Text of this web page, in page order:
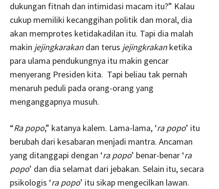
dukungan fitnah dan intimidasi macam itu?” Kalau
cukup memiliki kecanggihan politik dan moral, dia
akan memprotes ketidakadilan itu. Tapi dia malah
makin jejingkarakan dan terus jejingkrakan ketika
para ulama pendukungnya itu makin gencar
menyerang Presiden kita. Tapi beliau tak pernah
menaruh peduli pada orang-orang yang
menganggapnya musuh.
“Ra popo,” katanya kalem. Lama-lama, ‘ra popo’ itu
berubah dari kesabaran menjadi mantra. Ancaman
yang ditanggapi dengan ‘ra popo’ benar-benar ‘ra
popo’ dan dia selamat dari jebakan. Selain itu, secara
psikologis ‘ra popo’ itu sikap mengecilkan lawan.